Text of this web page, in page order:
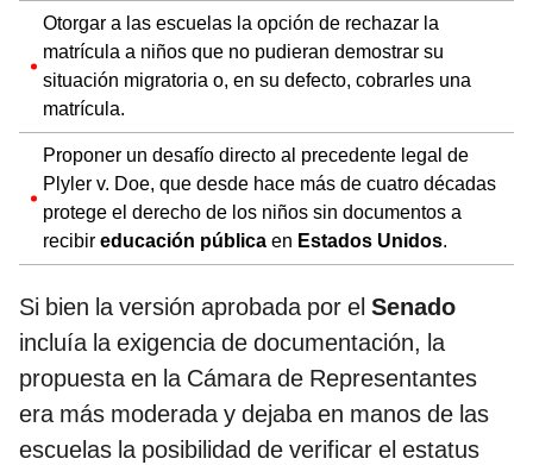
Otorgar a las escuelas la opción de rechazar la
matrícula a niños que no pudieran demostrar su
situación migratoria o, en su defecto, cobrarles una
matrícula.
Proponer un desafío directo al precedente legal de
Plyler v. Doe, que desde hace más de cuatro décadas
protege el derecho de los niños sin documentos a
recibir educación pública en Estados Unidos.
Si bien la versión aprobada por el Senado
incluía la exigencia de documentación, la
propuesta en la Cámara de Representantes
era más moderada y dejaba en manos de las
escuelas la posibilidad de verificar el estatus